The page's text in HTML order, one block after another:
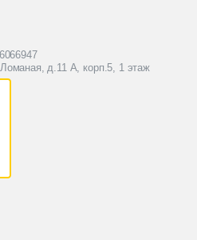
Ломаная, д.11 А, корп.5, 1 этаж